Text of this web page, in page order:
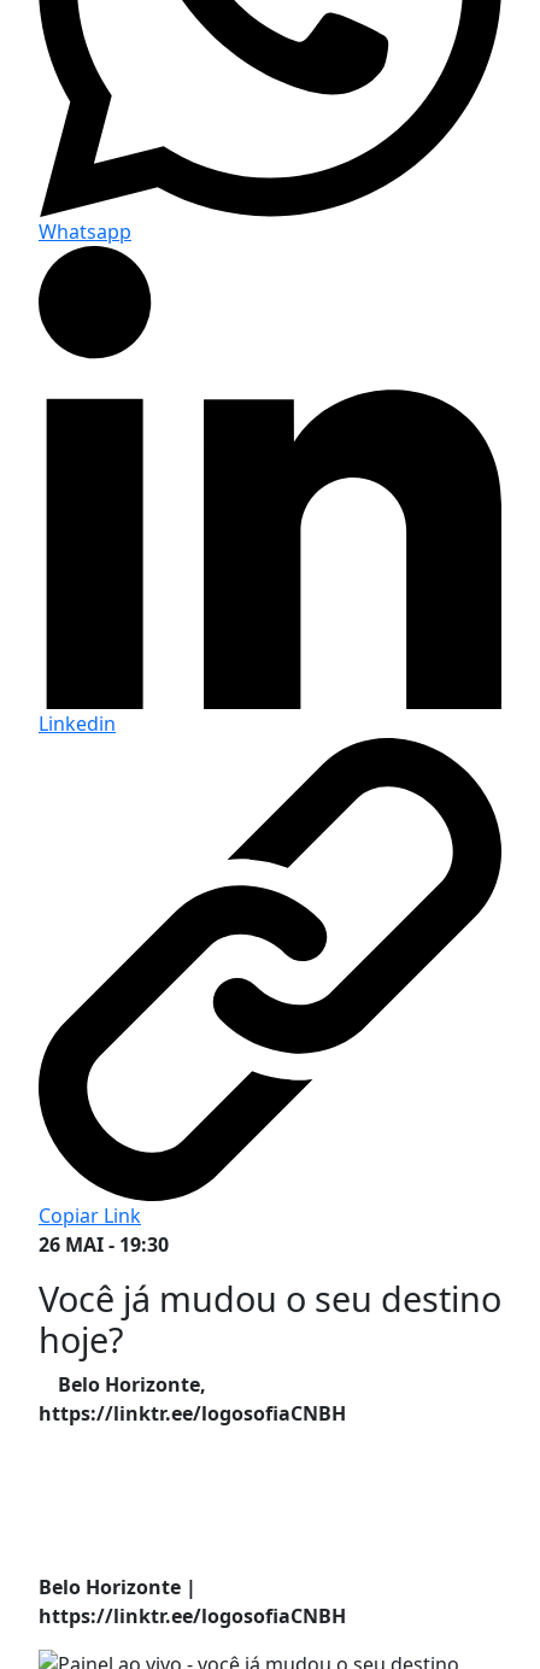
Whatsapp
Linkedin
Copiar Link
26 MAI - 19:30
Você já mudou o seu destino
hoje?
Belo Horizonte,
https://linktr.ee/logosofiaCNBH
Belo Horizonte |
https://linktr.ee/logosofiaCNBH